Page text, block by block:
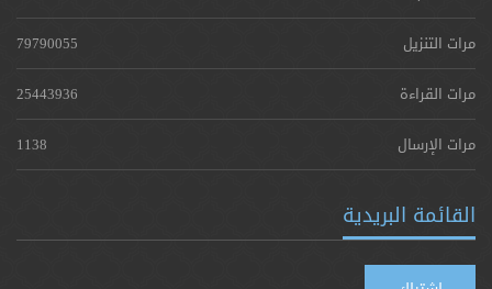
مرات التنزيل
79790055
مرات القراءة
25443936
مرات الإرسال
1138
القائمة البريدية